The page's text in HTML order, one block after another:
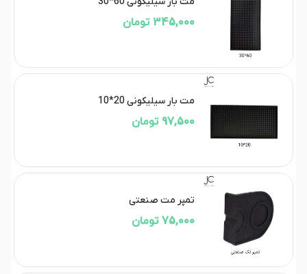
345,000 تومان
مت بار سیلیکونی 20*10
97,500 تومان
تمپر مت صنعتی
75,000 تومان